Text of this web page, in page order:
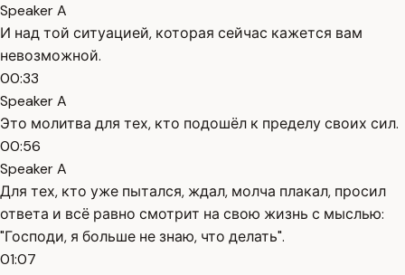
Speaker A
И над той ситуацией, которая сейчас кажется вам
невозможной.
00:33
Speaker A
Это молитва для тех, кто подошёл к пределу своих сил.
00:56
Speaker A
Для тех, кто уже пытался, ждал, молча плакал, просил
ответа и всё равно смотрит на свою жизнь с мыслью:
"Господи, я больше не знаю, что делать".
01:07